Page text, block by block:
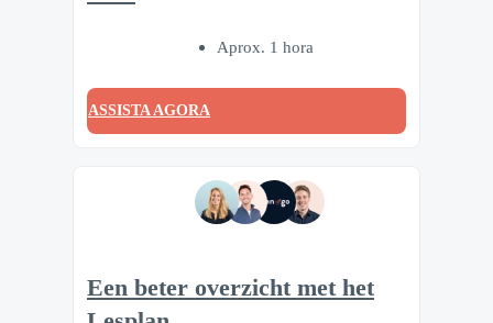
Aprox. 1 hora
ASSISTA AGORA
Een beter overzicht met het